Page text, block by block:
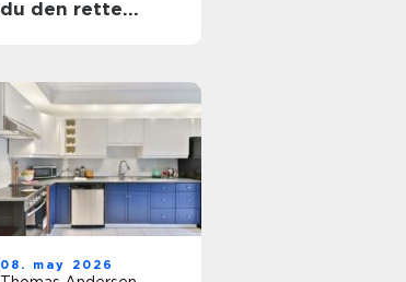
du den rette
08. may 2026